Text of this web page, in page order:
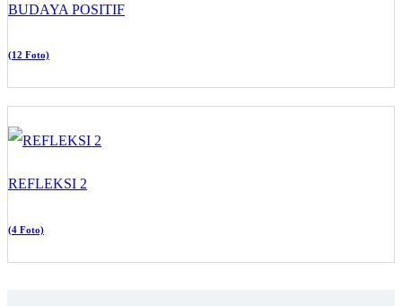
BUDAYA POSITIF
(12 Foto)
REFLEKSI 2
(4 Foto)